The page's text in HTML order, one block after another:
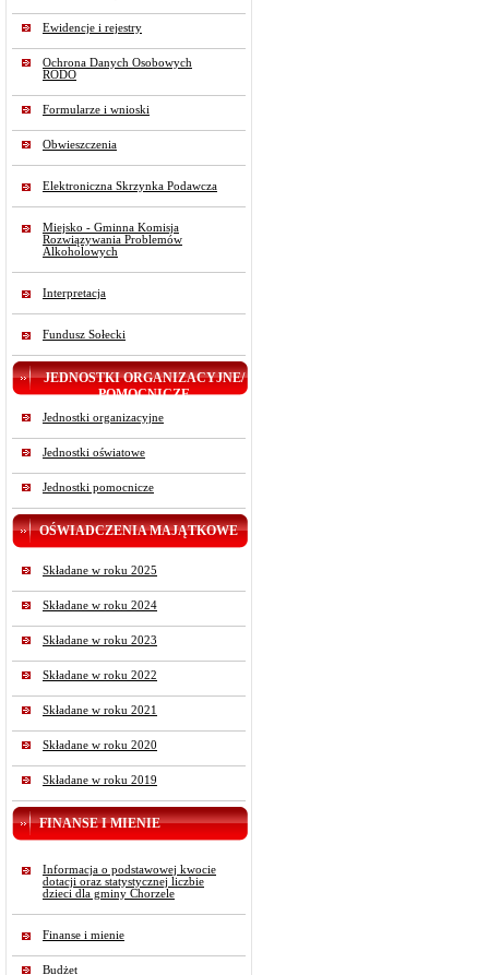
Ewidencje i rejestry
Ochrona Danych Osobowych
RODO
Formularze i wnioski
Obwieszczenia
Elektroniczna Skrzynka Podawcza
Miejsko - Gminna Komisja
Rozwiązywania Problemów
Alkoholowych
Interpretacja
Fundusz Sołecki
JEDNOSTKI ORGANIZACYJNE/
POMOCNICZE
Jednostki organizacyjne
Jednostki oświatowe
Jednostki pomocnicze
OŚWIADCZENIA MAJĄTKOWE
Składane w roku 2025
Składane w roku 2024
Składane w roku 2023
Składane w roku 2022
Składane w roku 2021
Składane w roku 2020
Składane w roku 2019
FINANSE I MIENIE
Informacja o podstawowej kwocie
dotacji oraz statystycznej liczbie
dzieci dla gminy Chorzele
Finanse i mienie
Budżet